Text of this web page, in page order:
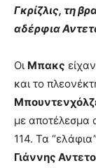
Γκρίζλις, τη
αδέρφια
Οι Μπακς
και το
με αποτέλεσμα
114. Τα
Γιάννης